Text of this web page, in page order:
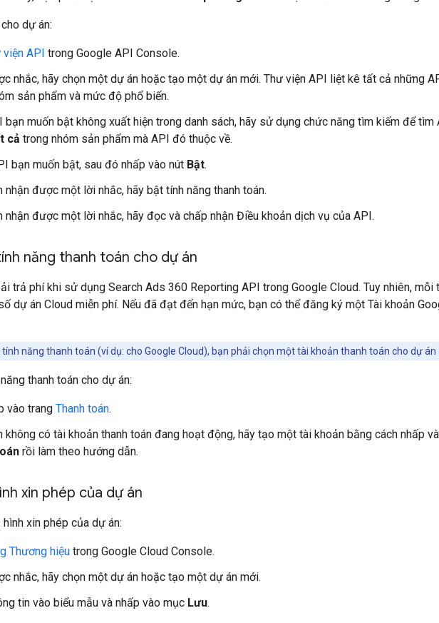
cho dự án:
viện API trong Google API Console.
nhắc, hãy chọn một dự án hoặc tạo một dự án mới. Thư viện API liệt kê tất cả những
sản phẩm và mức độ phổ biến.
bạn muốn bật không xuất hiện trong danh sách, hãy sử dụng chức năng tìm kiếm để
cả trong nhóm sản phẩm mà API đó thuộc về.
bạn muốn bật, sau đó nhấp vào nút Bật.
nhận được một lời nhắc, hãy bật tính năng thanh toán.
nhận được một lời nhắc, hãy đọc và chấp nhận Điều khoản dịch vụ của API.
năng thanh toán cho dự án
trả phí khi sử dụng Search Ads 360 Reporting API trong Google Cloud. Tuy nhiên,
dự án Cloud miễn phí. Nếu đã đạt đến hạn mức, bạn có thể đăng ký một Tài khoản
tính năng thanh toán (ví dụ: cho Google Cloud), bạn phải chọn một tài khoản thanh toán cho dự án
năng thanh toán cho dự án:
vào trang Thanh toán.
không có tài khoản thanh toán đang hoạt động, hãy tạo một tài khoản bằng cách nhấp
rồi làm theo hướng dẫn.
xin phép của dự án
hình xin phép của dự án:
Thương hiệu trong Google Cloud Console.
nhắc, hãy chọn một dự án hoặc tạo một dự án mới.
tin vào biểu mẫu và nhấp vào mục Lưu.